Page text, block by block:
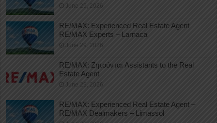
June 29, 2026
RE/MAX: Experienced Real Estate Agent –
RE/MAX Experts – Larnaca
June 29, 2026
RE/MAX: Ζητούνται Assistants to the Real
Estate Agent
June 29, 2026
RE/MAX: Experienced Real Estate Agent –
RE/MAX Dealmakers – Limassol